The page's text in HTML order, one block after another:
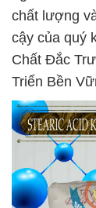
chất lượng
cậy của quý
Chất Đắc
Triển Bền